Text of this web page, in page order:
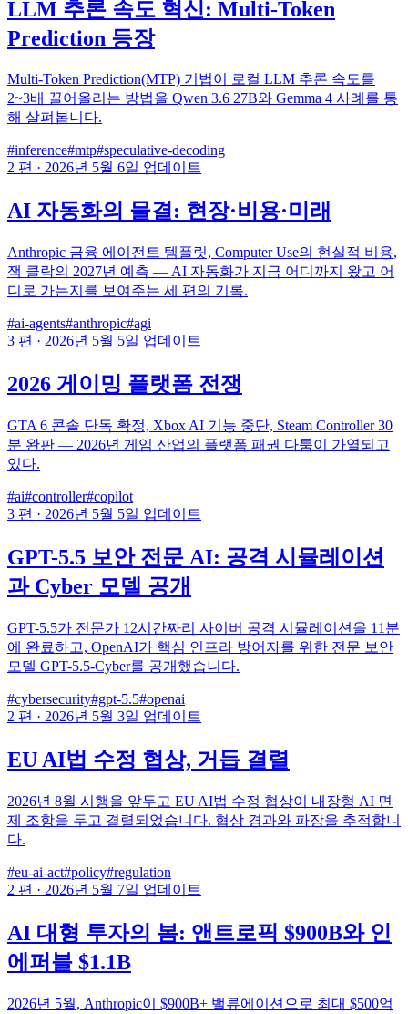
LLM 추론 속도 혁신: Multi-Token
Prediction 등장
Multi-Token Prediction(MTP) 기법이 로컬 LLM 추론 속도를
2~3배 끌어올리는 방법을 Qwen 3.6 27B와 Gemma 4 사례를 통
해 살펴봅니다.
#inference#mtp#speculative-decoding
2 편 · 2026년 5월 6일 업데이트
AI 자동화의 물결: 현장·비용·미래
Anthropic 금융 에이전트 템플릿, Computer Use의 현실적 비용,
잭 클락의 2027년 예측 — AI 자동화가 지금 어디까지 왔고 어
디로 가는지를 보여주는 세 편의 기록.
#ai-agents#anthropic#agi
3 편 · 2026년 5월 5일 업데이트
2026 게이밍 플랫폼 전쟁
GTA 6 콘솔 단독 확정, Xbox AI 기능 중단, Steam Controller 30
분 완판 — 2026년 게임 산업의 플랫폼 패권 다툼이 가열되고
있다.
#ai#controller#copilot
3 편 · 2026년 5월 5일 업데이트
GPT-5.5 보안 전문 AI: 공격 시뮬레이션
과 Cyber 모델 공개
GPT-5.5가 전문가 12시간짜리 사이버 공격 시뮬레이션을 11분
에 완료하고, OpenAI가 핵심 인프라 방어자를 위한 전문 보안
모델 GPT-5.5-Cyber를 공개했습니다.
#cybersecurity#gpt-5.5#openai
2 편 · 2026년 5월 3일 업데이트
EU AI법 수정 협상, 거듭 결렬
2026년 8월 시행을 앞두고 EU AI법 수정 협상이 내장형 AI 면
제 조항을 두고 결렬되었습니다. 협상 경과와 파장을 추적합니
다.
#eu-ai-act#policy#regulation
2 편 · 2026년 5월 7일 업데이트
AI 대형 투자의 봄: 앤트로픽 $900B와 인
에퍼블 $1.1B
2026년 5월, Anthropic이 $900B+ 밸류에이션으로 최대 $500억